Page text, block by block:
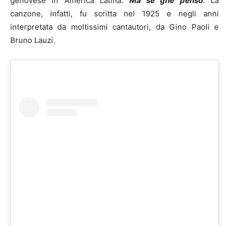
canzone, infatti, fu scritta nel 1925 e negli anni
interpretata da moltissimi cantautori, da Gino Paoli e
Bruno Lauzi.